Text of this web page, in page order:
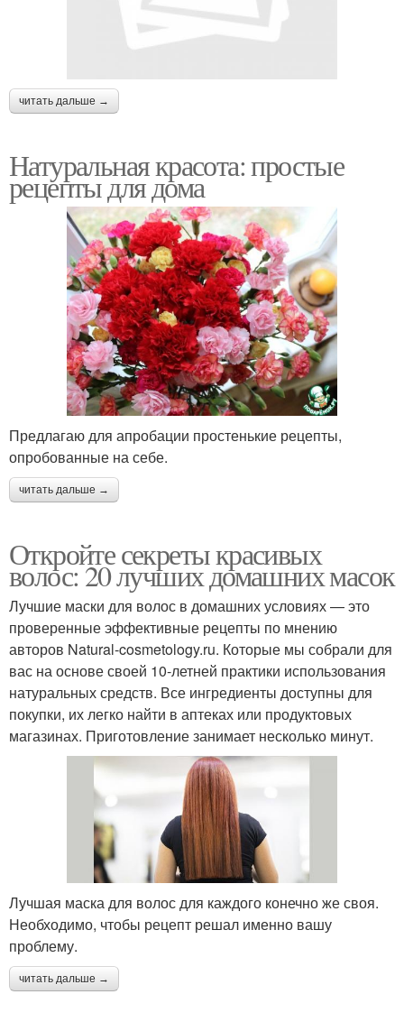
читать дальше →
Натуральная красота: простые
рецепты для дома
Предлагаю для апробации простенькие рецепты,
опробованные на себе.
читать дальше →
Откройте секреты красивых
волос: 20 лучших домашних масок
Лучшие маски для волос в домашних условиях — это
проверенные эффективные рецепты по мнению
авторов Natural-cosmetology.ru. Которые мы собрали для
вас на основе своей 10-летней практики использования
натуральных средств. Все ингредиенты доступны для
покупки, их легко найти в аптеках или продуктовых
магазинах. Приготовление занимает несколько минут.
Лучшая маска для волос для каждого конечно же своя.
Необходимо, чтобы рецепт решал именно вашу
проблему.
читать дальше →